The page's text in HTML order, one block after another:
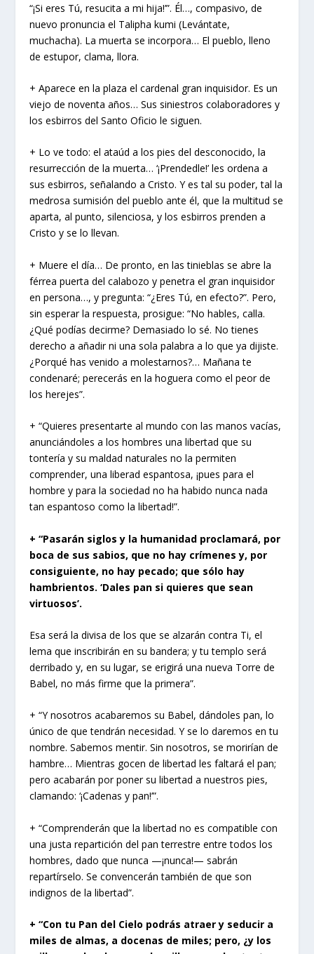
“¡Si eres Tú, resucita a mi hija!’”. Él…, compasivo, de
nuevo pronuncia el Talipha kumi (Levántate,
muchacha). La muerta se incorpora… El pueblo, lleno
de estupor, clama, llora.
+ Aparece en la plaza el cardenal gran inquisidor. Es un
viejo de noventa años… Sus siniestros colaboradores y
los esbirros del Santo Oficio le siguen.
+ Lo ve todo: el ataúd a los pies del desconocido, la
resurrección de la muerta… ‘¡Prendedle!’ les ordena a
sus esbirros, señalando a Cristo. Y es tal su poder, tal la
medrosa sumisión del pueblo ante él, que la multitud se
aparta, al punto, silenciosa, y los esbirros prenden a
Cristo y se lo llevan.
+ Muere el día… De pronto, en las tinieblas se abre la
férrea puerta del calabozo y penetra el gran inquisidor
en persona…, y pregunta: “¿Eres Tú, en efecto?”. Pero,
sin esperar la respuesta, prosigue: “No hables, calla.
¿Qué podías decirme? Demasiado lo sé. No tienes
derecho a añadir ni una sola palabra a lo que ya dijiste.
¿Porqué has venido a molestarnos?… Mañana te
condenaré; perecerás en la hoguera como el peor de
los herejes”.
+ “Quieres presentarte al mundo con las manos vacías,
anunciándoles a los hombres una libertad que su
tontería y su maldad naturales no la permiten
comprender, una liberad espantosa, ¡pues para el
hombre y para la sociedad no ha habido nunca nada
tan espantoso como la libertad!”.
+ “Pasarán siglos y la humanidad proclamará, por
boca de sus sabios, que no hay crímenes y, por
consiguiente, no hay pecado; que sólo hay
hambrientos. ‘Dales pan si quieres que sean
virtuosos’.
Esa será la divisa de los que se alzarán contra Ti, el
lema que inscribirán en su bandera; y tu templo será
derribado y, en su lugar, se erigirá una nueva Torre de
Babel, no más firme que la primera”.
+ “Y nosotros acabaremos su Babel, dándoles pan, lo
único de que tendrán necesidad. Y se lo daremos en tu
nombre. Sabemos mentir. Sin nosotros, se morirían de
hambre… Mientras gocen de libertad les faltará el pan;
pero acabarán por poner su libertad a nuestros pies,
clamando: ‘¡Cadenas y pan!’”.
+ “Comprenderán que la libertad no es compatible con
una justa repartición del pan terrestre entre todos los
hombres, dado que nunca —¡nunca!— sabrán
repartírselo. Se convencerán también de que son
indignos de la libertad”.
+ “Con tu Pan del Cielo podrás atraer y seducir a
miles de almas, a docenas de miles; pero, ¿y los